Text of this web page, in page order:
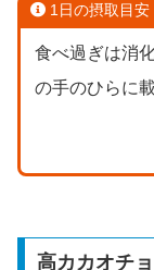
1日の摂取目安
食べ過ぎは消
の手のひらに
高カカオチ